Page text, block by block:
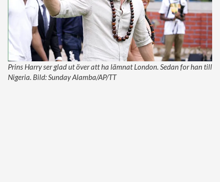
Prins Harry ser glad ut över att ha lämnat London. Sedan for han till
Nigeria. Bild: Sunday Alamba/AP/TT